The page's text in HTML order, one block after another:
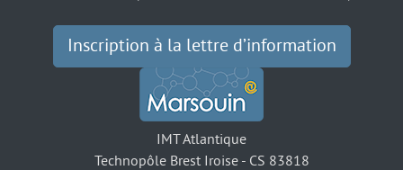
Inscription à la lettre d’information
IMT Atlantique
Technopôle Brest Iroise - CS 83818